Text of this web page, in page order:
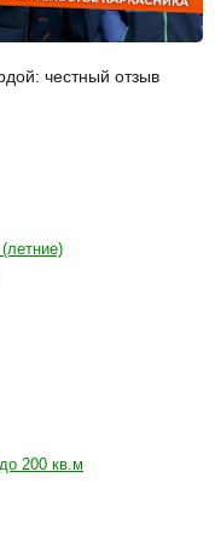
честный отзыв
200 кв.м